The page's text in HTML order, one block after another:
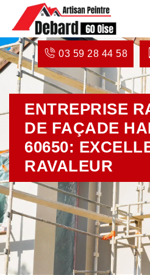
03 59 28 44 58
ENTREPRISE
DE FAÇADE
60650:
RAVALEUR